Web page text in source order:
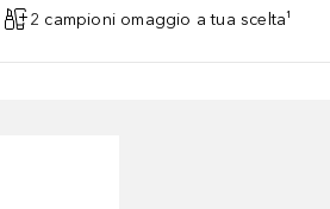
2 campioni omaggio a tua scelta¹